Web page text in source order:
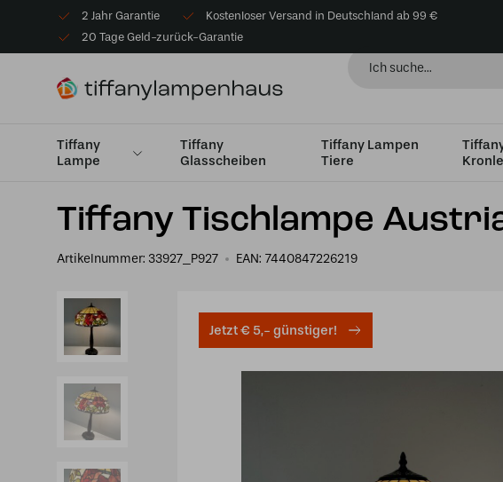
2 Jahr Garantie
Kostenloser Versand in Deutschland ab 99 €
20 Tage Geld-zurück-Garantie
Tiffany
Lampe
Tiffany
Glasscheiben
Tiffany Lampen
Tiere
Startseite Tiffany Tischlampe Tischlampen Medium Ø36 - Ø49cm
Tiffany Tischlampe
Artikelnummer: 33927_P927 EAN: 7440847226219
Jetzt € 5,- günstiger!